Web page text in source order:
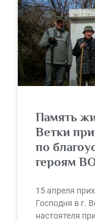
Память
Ветки
по
героям
15 апреля
Господня в г.
настоятеля